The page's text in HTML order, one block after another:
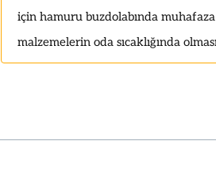
için hamuru buzdolabında
malzemelerin oda sıcaklığında